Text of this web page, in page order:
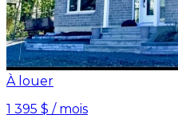
À louer
1 395 $ / mois